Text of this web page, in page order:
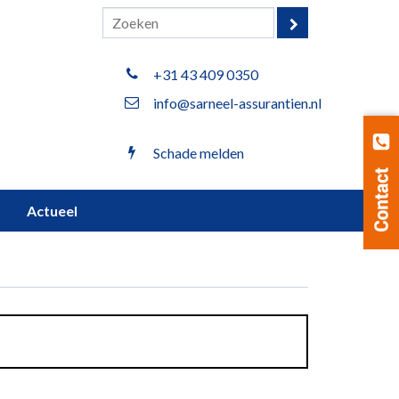
+31 43 409 0350
info@sarneel-assurantien.nl
Schade melden
Actueel